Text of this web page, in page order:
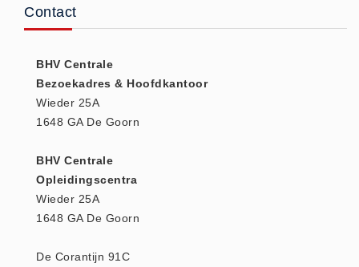
Eerste Hulp Paneel
Eerste Hulp Paneel (0)
Evacuatie
Noodkoffer (0)
Noodverlichting (1)
Stoelen (5)
Contact
BHV Centrale
Bezoekadres & Hoofdkantoor
Wieder 25A
1648 GA De Goorn
BHV Centrale
Opleidingscentra
Wieder 25A
1648 GA De Goorn
De Corantijn 91C